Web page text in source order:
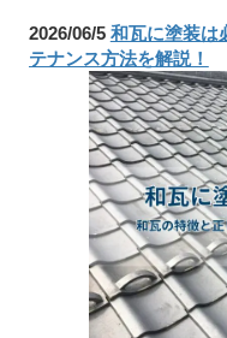
2026/06/5 和瓦に塗装は
テナンス方法を解説！